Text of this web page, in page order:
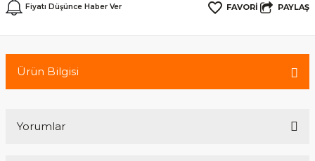
Fiyatı Düşünce Haber Ver PAYLAŞ
Ürün Bilgisi
Yorumlar